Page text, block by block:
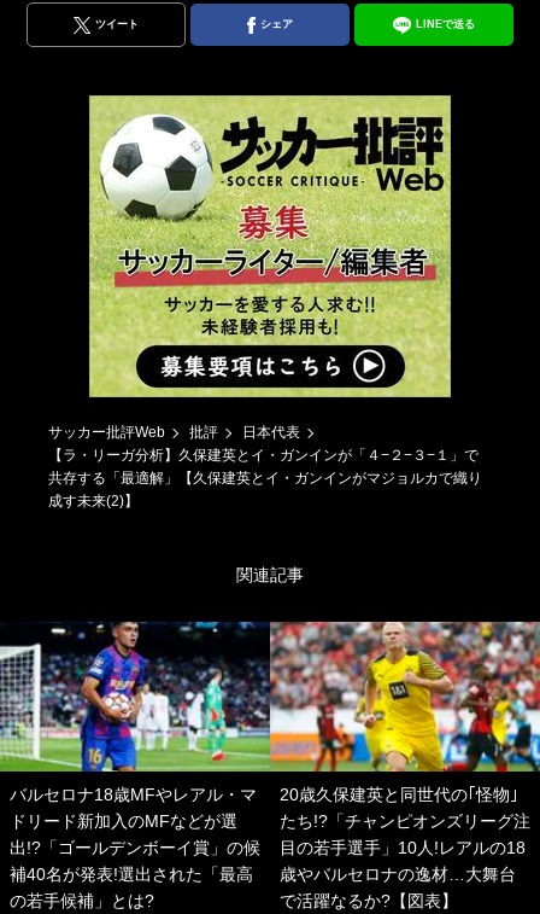
ツイート シェア LINEで送る
サッカー批評Web 批評
日本代表
【ラ・リーガ分析】久保建英とイ・ガンインが「４−２−３−１」で
共存する「最適解」【久保建英とイ・ガンインがマジョルカで織り
成す未来(2)】
関連記事
バルセロナ18歳MFやレアル・マ
ドリード新加入のMFなどが選
出!?「ゴールデンボーイ賞」の候
補40名が発表!選出された「最高
の若手候補」とは?
20歳久保建英と同世代の｢怪物｣
たち!?「チャンピオンズリーグ注
目の若手選手」10人!レアルの18
歳やバルセロナの逸材…大舞台
で活躍なるか?【図表】